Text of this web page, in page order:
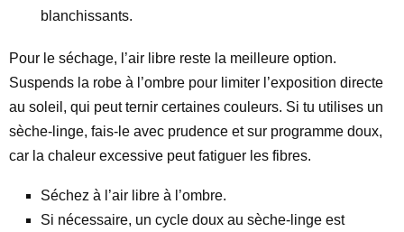
blanchissants.
Pour le séchage, l’air libre reste la meilleure option.
Suspends la robe à l’ombre pour limiter l’exposition directe
au soleil, qui peut ternir certaines couleurs. Si tu utilises un
sèche-linge, fais-le avec prudence et sur programme doux,
car la chaleur excessive peut fatiguer les fibres.
Séchez à l’air libre à l’ombre.
Si nécessaire, un cycle doux au sèche-linge est